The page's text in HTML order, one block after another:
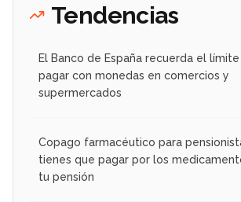
Tendencias
El Banco de España recuerda el
pagar con monedas en comercios y
supermercados
Copago farmacéutico para
tienes que pagar por los
tu pensión